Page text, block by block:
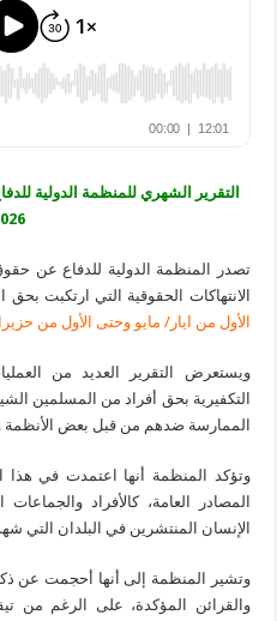
التقرير الشهري للمنظمة الدولية
تصدر المنظمة الدولية للدفاع عن
الانتهاكات الحقوقية التي ارتكبت
الأول من ايار/ مايو وحتى الأول من حزيران/
ويستعرض التقرير العديد من
التكفيرية بحق أفراد من المسلمين
الممارسة ضدهم من قبل بعض الأنظمة
وتؤكد المنظمة أنها اعتمدت في هذا
المصادر العامة، كالأفراد
الإنسان المنتشرين في البلدان التي
وتشير المنظمة إلى أنها أحجمت عن
والقرائن المؤكدة، على الرغم من